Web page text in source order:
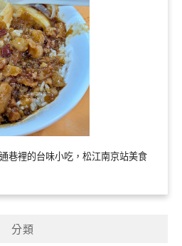
巷裡的台味小吃，松江南京站美食
分類